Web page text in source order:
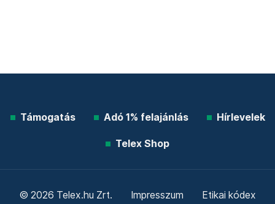
Támogatás Adó 1% felajánlás Hírlevelek
Telex Shop
© 2026 Telex.hu Zrt. Impresszum Etikai kódex